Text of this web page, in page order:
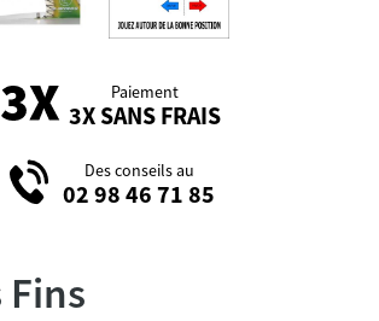
Paiement
3X SANS FRAIS
Des conseils au
02 98 46 71 85
Fins